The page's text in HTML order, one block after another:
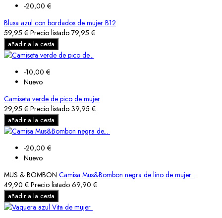
-20,00 €
Blusa azul con bordados de mujer B12
59,95 € Precio listado 79,95 €
añadir a la cesta
-10,00 €
Nuevo
Camiseta verde de pico de mujer
29,95 € Precio listado 39,95 €
añadir a la cesta
-20,00 €
Nuevo
MUS & BOMBON Camisa Mus&Bombon negra de lino de mujer...
49,90 € Precio listado 69,90 €
añadir a la cesta